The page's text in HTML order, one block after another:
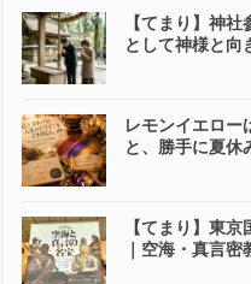
【てまり】神
として神様と向
レモンイエロー
と、勝手に夏休
【てまり】東
｜空海・真言